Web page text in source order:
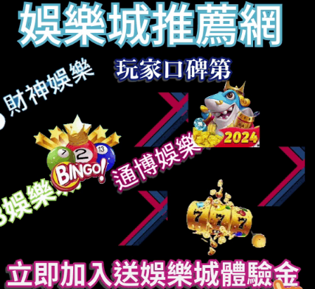
念成分、堆濃度、鋪天蓋地種草營銷的打法已經快行不通
了，在政策規范趨嚴的大背景下，夯實研發基礎，樹立品
牌價值，開發真正有效的、生態性的，適合亞洲人膚質的
抗老產品才能夠贏得這場長跑。”主打芳療護膚的馥郁滿
鋪，也并非只是在概念上下功夫。馥郁滿鋪首創了以芳香
療法 生物發酵的護膚體系，致力開發使用國內領先自研微
生物專利發酵原料組，通過科學配比添加芳療精油，從芳
香成分中予以皮膚科學的生理療效及情緒療效。值得關注
的是，馥郁滿鋪是凱輝消費共創基金投資的首個護膚品
牌，也是由凱輝基金、開云集團、歐萊雅協同發掘的國貨
品牌。近幾年，國產美妝產品同質化嚴重、品牌缺乏辨識
度等問題不斷被暴露出來。此前，重營銷而輕產品的品牌
也在積極轉型。完美日記母公司逸仙電商上市后市值蒸發
近千億美元，與巔峰時期相比股價下跌超過9成。但自
2021年開始，逸仙電商不斷加碼護膚品業務，并在2022年
與中山大學合作發布了“中國人皮膚衰老研究平臺”的最新成